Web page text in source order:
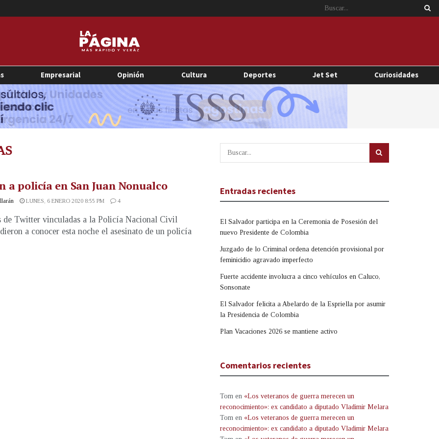
Empresarial Opinión Cultura Deportes Jet Set Curiosidades
a policía en San Juan Nonualco
LUNES, 6 ENERO 2020 8:55 PM 4
de Twitter vinculadas a la Policía Nacional Civil
a conocer esta noche el asesinato de un policía
Entradas recientes
El Salvador participa en la Ceremonia de Posesión del
nuevo Presidente de Colombia
Juzgado de lo Criminal ordena detención provisional por
feminicidio agravado imperfecto
Fuerte accidente involucra a cinco vehículos en Caluco,
Sonsonate
El Salvador felicita a Abelardo de la Espriella por asumir
la Presidencia de Colombia
Plan Vacaciones 2026 se mantiene activo
Comentarios recientes
Tom en «Los veteranos de guerra merecen un
reconocimiento»: ex candidato a diputado Vladimir Melara
Tom en «Los veteranos de guerra merecen un
reconocimiento»: ex candidato a diputado Vladimir Melara